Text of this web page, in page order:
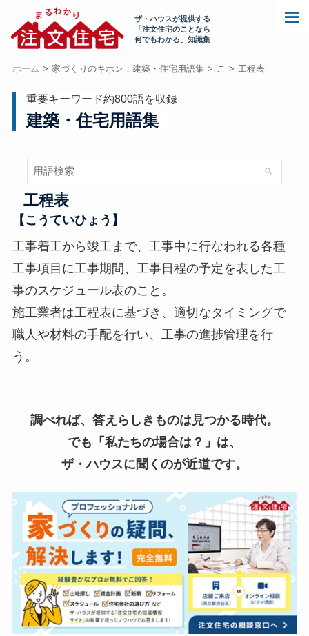
ザ・ハウスが提供する
「注文住宅のことなら
何でもわかる」知識集
ホーム 家づくりのキホン：建築・住宅用語集 こ 工程表
重要キーワード約800語を収録
建築・住宅用語集
工程表
【こうていひょう】
工事着工から竣工まで、工事中に行なわれる各種
工事項目に工事期間、工事日程の予定を表した工
事のスケジュール表のこと。
施工業者は工程表に基づき、適切なタイミングで
職人や材料の手配を行い、工事の進捗管理を行
う。
調べれば、答えらしきものは見つかる時代。
でも「私たちの場合は？」は、
ザ・ハウスに聞くのが近道です。